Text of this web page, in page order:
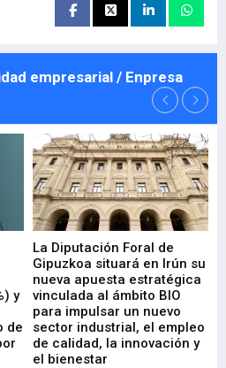
empresarial / Enpresa
y
de
La Diputación Foral de
Gipuzkoa situará en Irún su
nueva apuesta estratégica
vinculada al ámbito BIO
para impulsar un nuevo
sector industrial, el empleo
de calidad, la innovación y
el bienestar